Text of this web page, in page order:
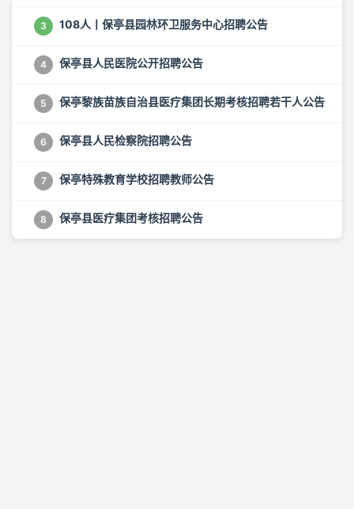
3 108人丨保亭县园林环卫服务中心招聘公告
4 保亭县人民医院公开招聘公告
5 保亭黎族苗族自治县医疗集团长期考核招聘若干人公告
6 保亭县人民检察院招聘公告
7 保亭特殊教育学校招聘教师公告
8 保亭县医疗集团考核招聘公告